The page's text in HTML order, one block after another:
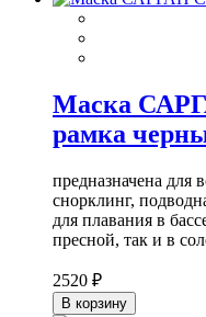
Маска
рамка
предназначена для
снорклинг,
для плавания в
пресной, так и в
2520 ₽
В корзину